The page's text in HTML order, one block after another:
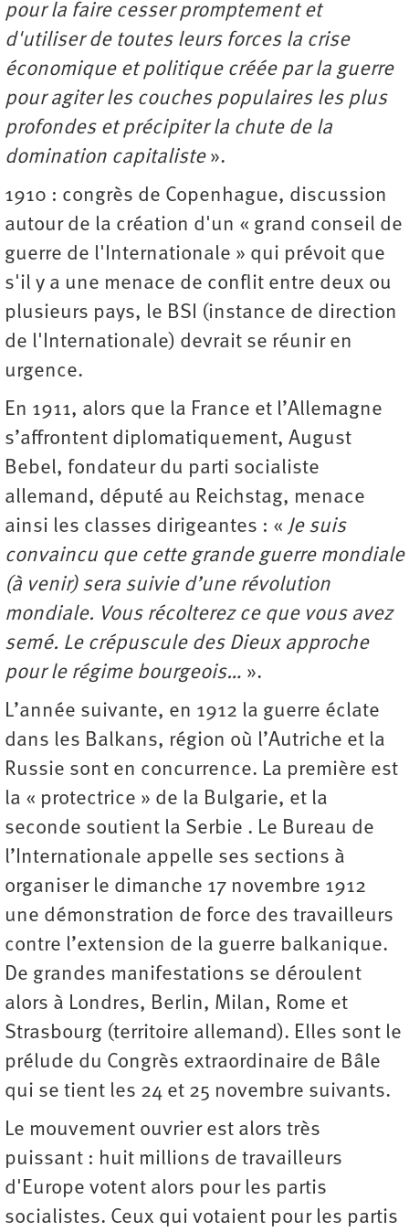
pour la faire cesser promptement et
d'utiliser de toutes leurs forces la crise
économique et politique créée par la guerre
pour agiter les couches populaires les plus
profondes et précipiter la chute de la
domination capitaliste».
1910 : congrès de Copenhague, discussion
autour de la création d'un « grand conseil de
guerre de l'Internationale » qui prévoit que
s'il y a une menace de conflit entre deux ou
plusieurs pays, le BSI (instance de direction
de l'Internationale) devrait se réunir en
urgence.
En 1911, alors que la France et l’Allemagne
s’affrontent diplomatiquement, August
Bebel, fondateur du parti socialiste
allemand, député au Reichstag, menace
ainsi les classes dirigeantes : « Je suis
convaincu que cette grande guerre mondiale
(à venir) sera suivie d’une révolution
mondiale. Vous récolterez ce que vous avez
semé. Le crépuscule des Dieux approche
pour le régime bourgeois… ».
L’année suivante, en 1912 la guerre éclate
dans les Balkans, région où l’Autriche et la
Russie sont en concurrence. La première est
la « protectrice » de la Bulgarie, et la
seconde soutient la Serbie . Le Bureau de
l’Internationale appelle ses sections à
organiser le dimanche 17 novembre 1912
une démonstration de force des travailleurs
contre l’extension de la guerre balkanique.
De grandes manifestations se déroulent
alors à Londres, Berlin, Milan, Rome et
Strasbourg (territoire allemand). Elles sont le
prélude du Congrès extraordinaire de Bâle
qui se tient les 24 et 25 novembre suivants.
Le mouvement ouvrier est alors très
puissant : huit millions de travailleurs
d'Europe votent alors pour les partis
socialistes. Ceux qui votaient pour les partis